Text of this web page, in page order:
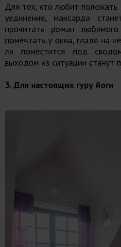
Для тех, кто любит полежать
уединение, мансарда
прочитать роман
помечтать у окна, гладя на
ли поместится под
выходом из ситуации станут
3. Для настоящих гуру йоги